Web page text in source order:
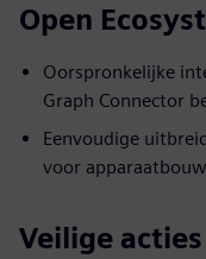
Open
Oorspronkelijke
Graph Connector
Eenvoudige
voor
Veilige